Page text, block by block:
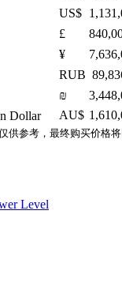
US$
£
¥
RUB
₪
Dollar AU$
供参考，最终购买价格将